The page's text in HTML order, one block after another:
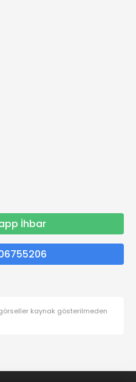
HASTALIKLARI
VE DOĞUM
İhbar
kaynak gösterilmeden